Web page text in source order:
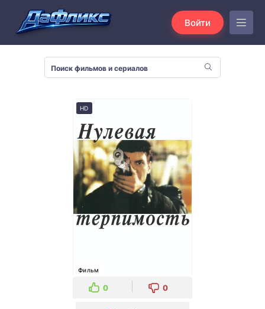
Войти
HD
Фильм
0 0